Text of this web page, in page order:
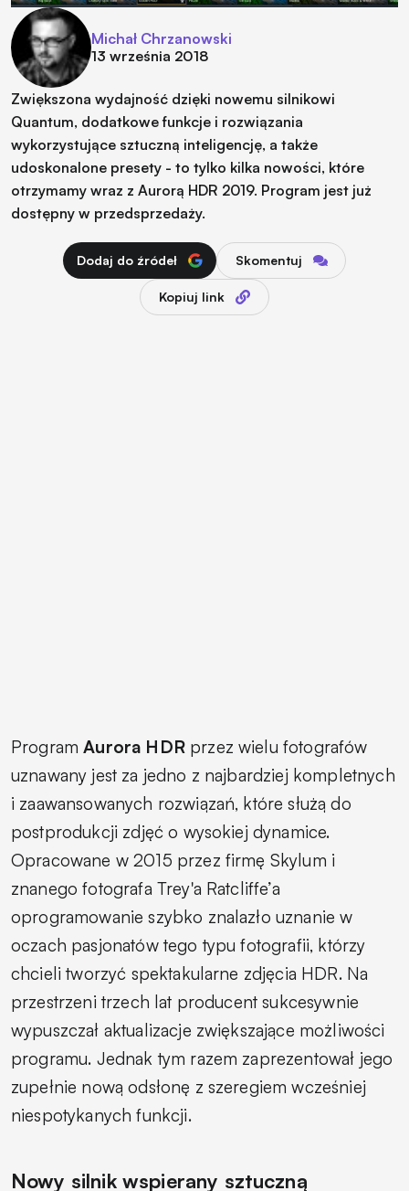
Michał Chrzanowski
13 września 2018
Zwiększona wydajność dzięki nowemu silnikowi
Quantum, dodatkowe funkcje i rozwiązania
wykorzystujące sztuczną inteligencję, a także
udoskonalone presety - to tylko kilka nowości, które
otrzymamy wraz z Aurorą HDR 2019. Program jest już
dostępny w przedsprzedaży.
Dodaj do źródeł Skomentuj
Kopiuj link
ProgramAurora HDRprzez wielu fotografów
uznawany jest za jedno z najbardziej kompletnych
i zaawansowanych rozwiązań, które służą do
postprodukcji zdjęć o wysokiej dynamice.
Opracowane w 2015 przez firmę Skylum i
znanego fotografa Trey'a Ratcliffe’a
oprogramowanie szybko znalazło uznanie w
oczach pasjonatów tego typu fotografii, którzy
chcieli tworzyć spektakularne zdjęcia HDR. Na
przestrzeni trzech lat producent sukcesywnie
wypuszczał aktualizacje zwiększające możliwości
programu. Jednak tym razem zaprezentował jego
zupełnie nową odsłonę z szeregiem wcześniej
niespotykanych funkcji.
Nowy silnik wspierany sztuczną